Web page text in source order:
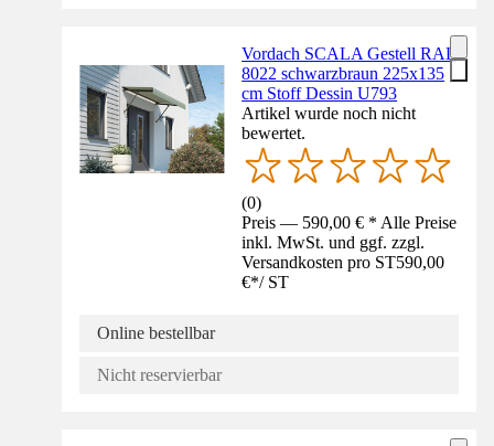
Vordach SCALA Gestell RAL
8022 schwarzbraun 225x135
cm Stoff Dessin U793
Artikel wurde noch nicht
bewertet.
(0)
Preis — 590,00 € * Alle Preise
inkl. MwSt. und ggf. zzgl.
Versandkosten pro ST590,00
€*/ ST
Online bestellbar
Nicht reservierbar